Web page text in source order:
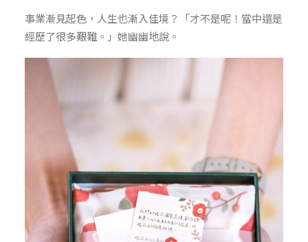
事業漸見起色，人生也漸入佳境？「才不是呢！當中還是
經歷了很多艱難。」她幽幽地說。